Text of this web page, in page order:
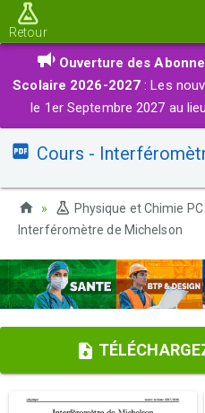
Retour
Ouverture des
Scolaire 2026-2027 : Les
le 1er Septembre 2027 au
Cours -
Physique et Chimie PC
Interféromètre de Michelson